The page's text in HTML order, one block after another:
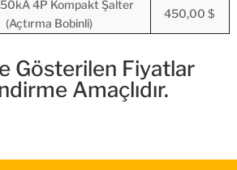
4P Kompakt Şalter
(Açtırma Bobinli)
450,00 $
Gösterilen Fiyatlar
Amaçlıdır.